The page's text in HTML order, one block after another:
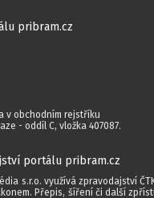
pribram.cz
v obchodním rejstříku
- oddíl C, vložka 407087.
portálu pribram.cz
s.r.o. využívá zpravodajství
Přepis, šíření či další